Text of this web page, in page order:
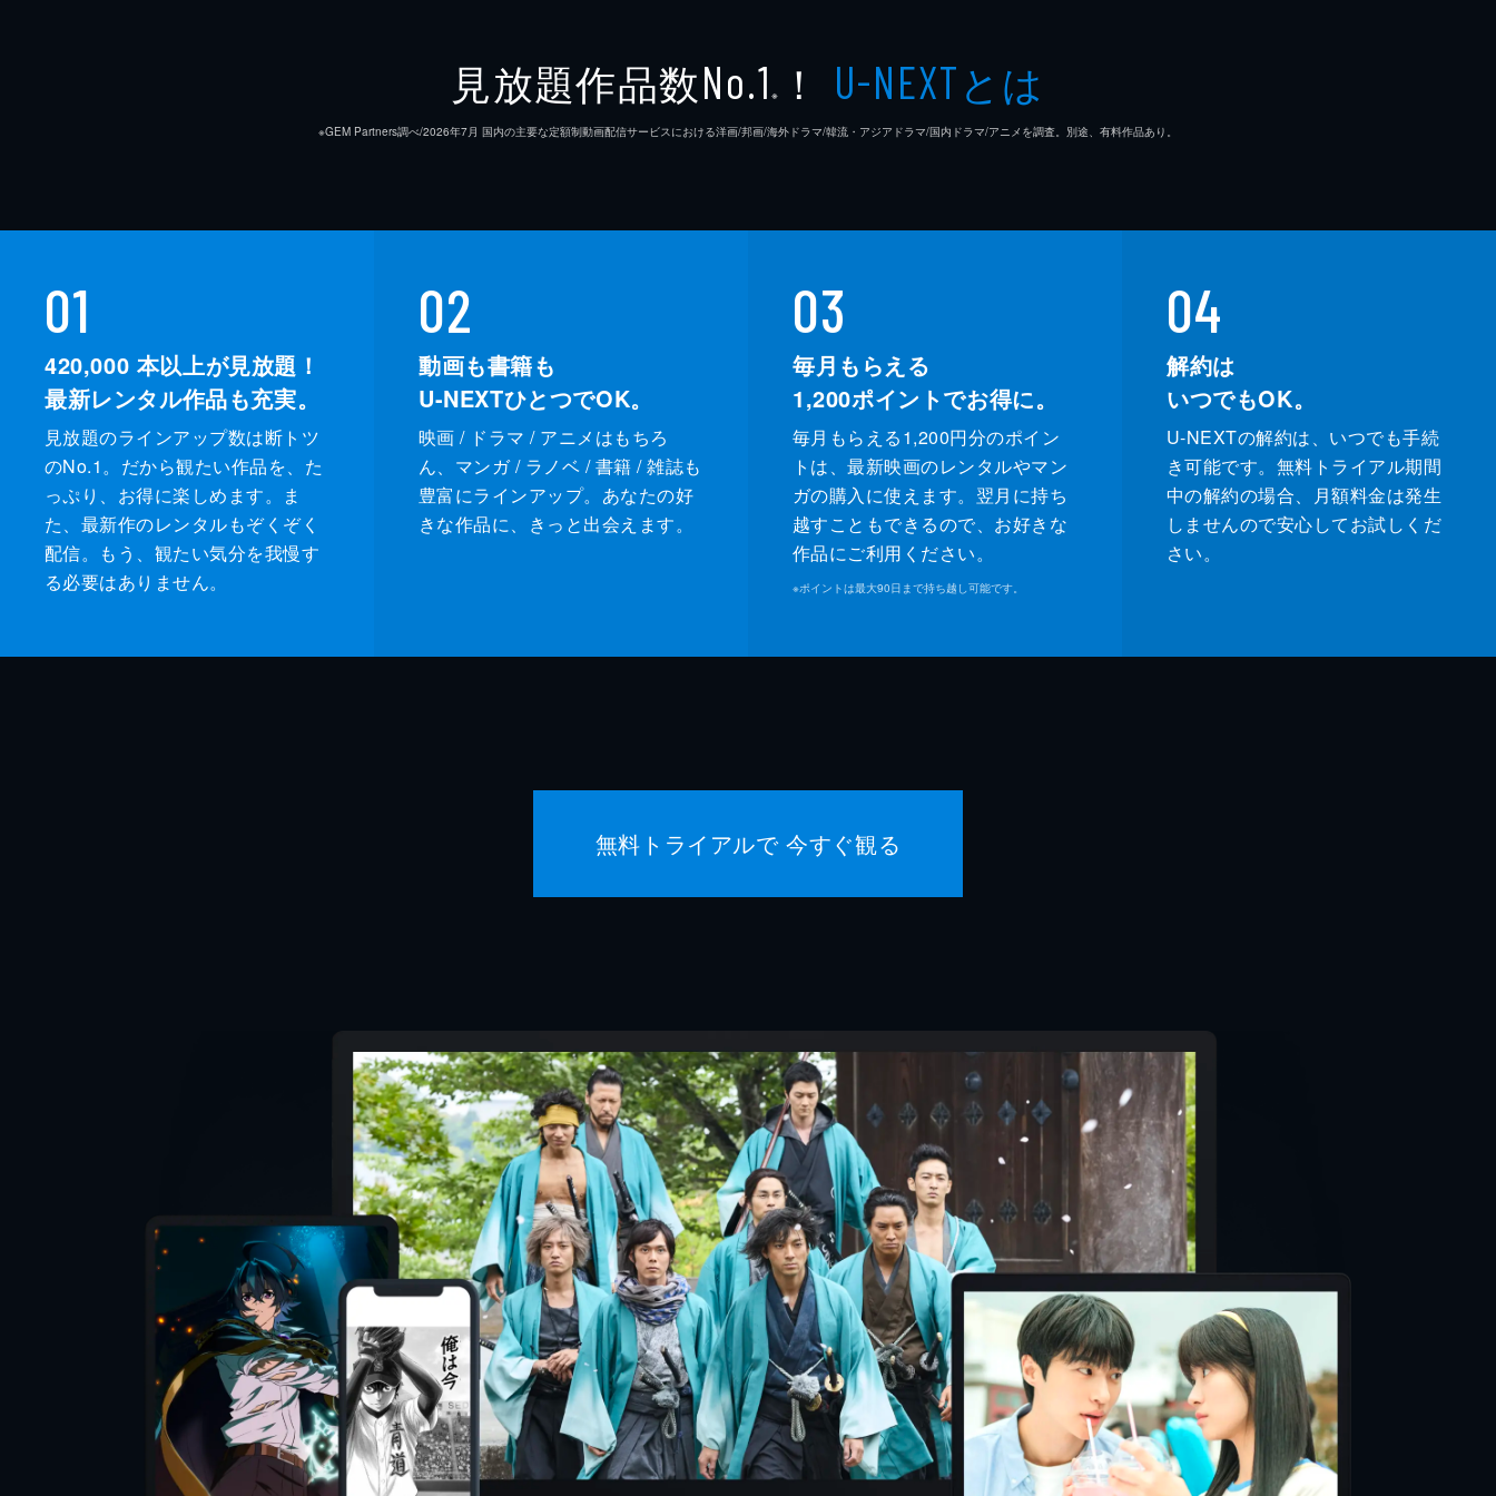
見放題作品数No.1 ※ ！ U-NEXTとは
※GEM Partners調べ/2026年7⽉ 国内の主要な定額制動画配信サービスにおける洋画/邦画/海外ドラマ/韓流・アジアドラマ/国内ドラマ/アニメを調査。別途、有料作品あり。
01
420,000 本以上が見放題！
最新レンタル作品も充実。
見放題のラインアップ数は断トツ
のNo.1。だから観たい作品を、た
っぷり、お得に楽しめます。ま
た、最新作のレンタルもぞくぞく
配信。もう、観たい気分を我慢す
る必要はありません。
02
動画も書籍も
U-NEXTひとつでOK。
映画 / ドラマ / アニメはもちろ
ん、マンガ / ラノベ / 書籍 / 雑誌も
豊富にラインアップ。あなたの好
きな作品に、きっと出会えます。
03
毎月もらえる
1,200ポイントでお得に。
毎月もらえる1,200円分のポイン
トは、最新映画のレンタルやマン
ガの購入に使えます。翌月に持ち
越すこともできるので、お好きな
作品にご利用ください。
※ポイントは最大90日まで持ち越し可能です。
04
解約は
いつでもOK。
U-NEXTの解約は、いつでも手続
き可能です。無料トライアル期間
中の解約の場合、月額料金は発生
しませんので安心してお試しくだ
さい。
無料トライアルで 今すぐ観る